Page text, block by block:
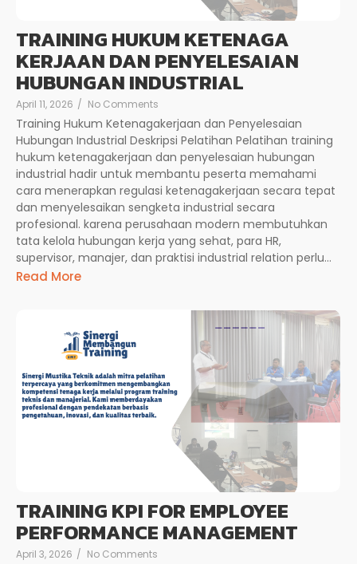
TRAINING HUKUM KETENAGA
KERJAAN DAN PENYELESAIAN
HUBUNGAN INDUSTRIAL
April 11, 2026 / No Comments
Training Hukum Ketenagakerjaan dan Penyelesaian
Hubungan Industrial Deskripsi Pelatihan Pelatihan training
hukum ketenagakerjaan dan penyelesaian hubungan
industrial hadir untuk membantu peserta memahami
cara menerapkan regulasi ketenagakerjaan secara tepat
dan menyelesaikan sengketa industrial secara
profesional. karena perusahaan modern membutuhkan
tata kelola hubungan kerja yang sehat, para HR,
supervisor, manajer, dan praktisi industrial relation perlu...
Read More
TRAINING KPI FOR EMPLOYEE
PERFORMANCE MANAGEMENT
April 3, 2026 / No Comments